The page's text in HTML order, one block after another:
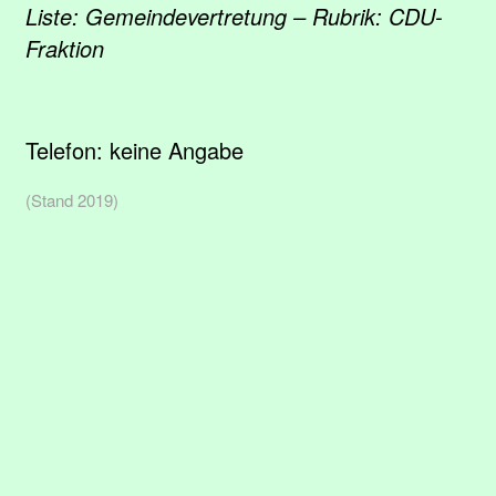
Liste: Gemeindevertretung – Rubrik: CDU-
Fraktion
Telefon: keine Angabe
(Stand 2019)